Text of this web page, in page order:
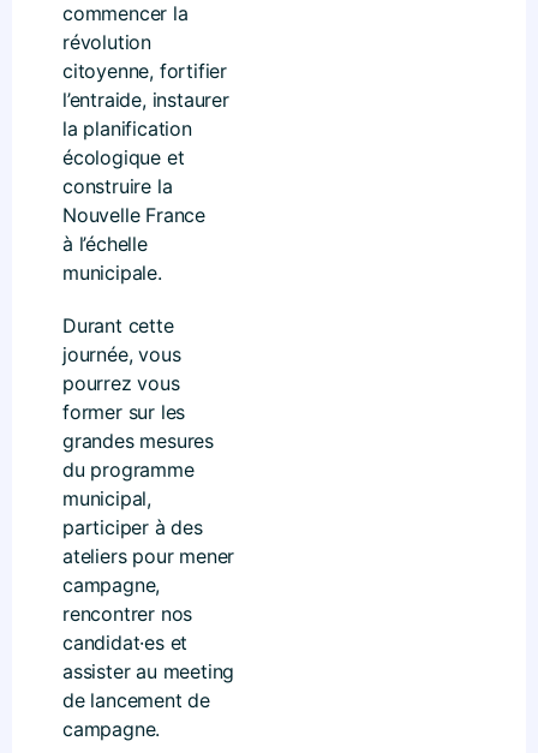
commencer la
révolution
citoyenne, fortifier
l’entraide, instaurer
la planification
écologique et
construire la
Nouvelle France
à l’échelle
municipale.
Durant cette
journée, vous
pourrez vous
former sur les
grandes mesures
du programme
municipal,
participer à des
ateliers pour mener
campagne,
rencontrer nos
candidat·es et
assister au meeting
de lancement de
campagne.